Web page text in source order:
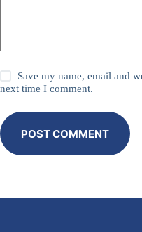
Save my name, email and
next time I comment.
POST COMMENT